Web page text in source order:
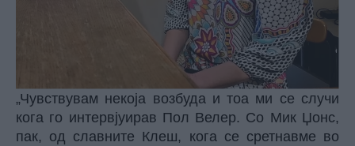
„Чувствувам некоја возбуда и тоа ми се случи
кога го интервјуирав Пол Велер. Со Мик Џонс,
пак, од славните Клеш, кога се сретнавме во